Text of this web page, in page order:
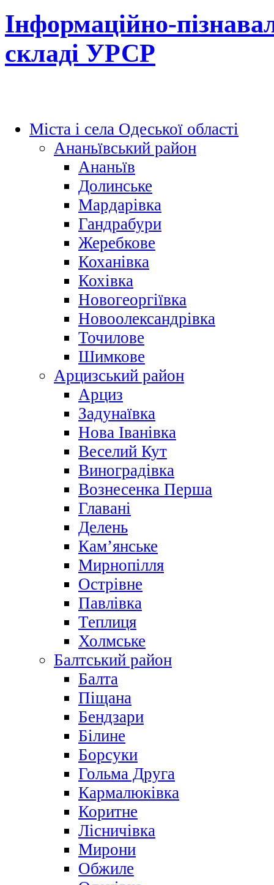
Інформаційно-
складі УРСР
Міста і села Одеської області
Ананьївський район
Ананьїв
Долинське
Мардарівка
Гандрабури
Жеребкове
Коханівка
Кохівка
Новогеоргіївка
Новоолександрівка
Точилове
Шимкове
Арцизський район
Арциз
Задунаївка
Нова Іванівка
Веселий Кут
Виноградівка
Вознесенка Перша
Главані
Делень
Кам’янське
Мирнопілля
Острівне
Павлівка
Теплиця
Холмське
Балтський район
Балта
Піщана
Бендзари
Білине
Борсуки
Гольма Друга
Кармалюківка
Коритне
Лісничівка
Мирони
Обжиле